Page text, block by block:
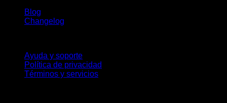
Blog
Changelog
Ayuda y soporte
Política de privacidad
Términos y servicios